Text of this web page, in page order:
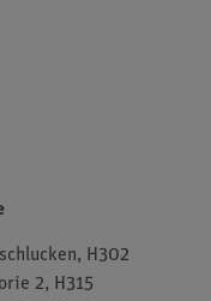
H302
2, H315